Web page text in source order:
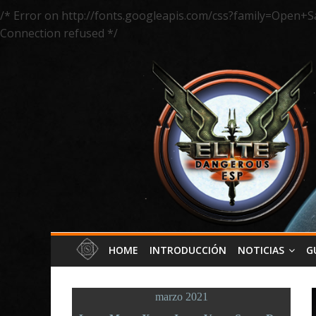
/* Error on http://fonts.googleapis.com/
Connection refused */
HOME INTRODUCCIÓN NOTICIAS
marzo 2021